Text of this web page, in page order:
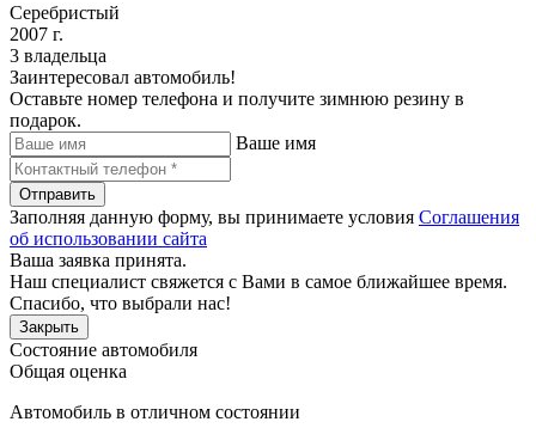
Серебристый
2007 г.
3 владельца
Заинтересовал автомобиль!
Оставьте номер телефона и получите зимнюю резину в
подарок.
Ваше имя
Отправить
Заполняя данную форму, вы принимаете условия Соглашения
об использовании сайта
Ваша заявка принята.
Наш специалист свяжется с Вами в самое ближайшее время.
Спасибо, что выбрали нас!
Закрыть
Состояние автомобиля
Общая оценка
Автомобиль в отличном состоянии